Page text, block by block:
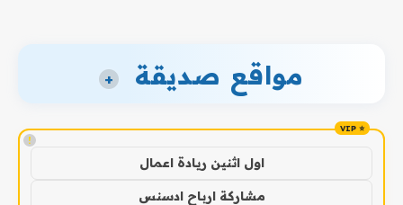
مواقع صديقة +
!
اول اثنين ريادة اعمال
مشاركة ارباح ادسنس